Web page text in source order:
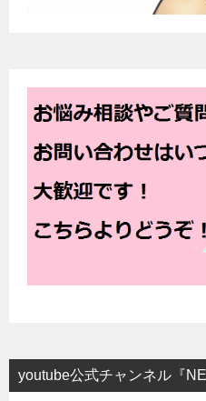
youtube公式チャンネル『